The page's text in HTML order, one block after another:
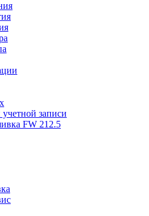
записи
FW 212.5